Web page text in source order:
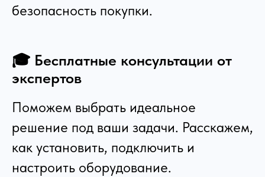
безопасность покупки.
🎓 Бесплатные консультации от
экспертов
Поможем выбрать идеальное
решение под ваши задачи. Расскажем,
как установить, подключить и
настроить оборудование.